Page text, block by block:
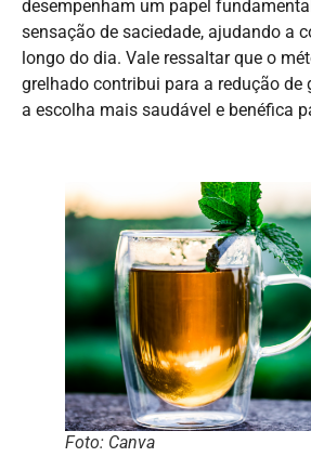
desempenham um papel
sensação de saciedade, ajudando a
longo do dia. Vale ressaltar que o
grelhado contribui para a redução de
a escolha mais saudável e benéfica
Foto: Canva